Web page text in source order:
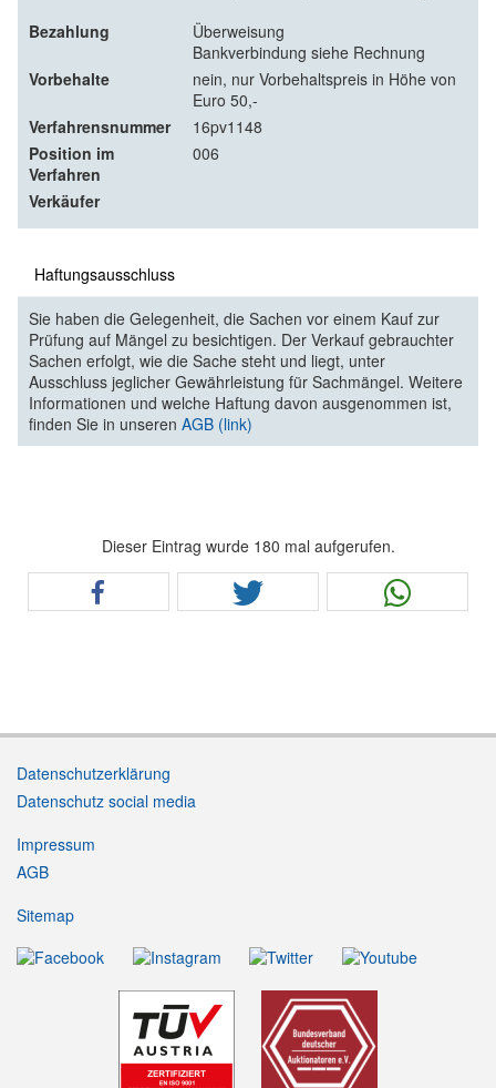
Bezahlung
Überweisung
Bankverbindung siehe Rechnung
Vorbehalte
nein, nur Vorbehaltspreis in Höhe von
Euro 50,-
Verfahrensnummer
16pv1148
Position im
Verfahren
006
Verkäufer
Haftungsausschluss
Sie haben die Gelegenheit, die Sachen vor einem Kauf zur
Prüfung auf Mängel zu besichtigen. Der Verkauf gebrauchter
Sachen erfolgt, wie die Sache steht und liegt, unter
Ausschluss jeglicher Gewährleistung für Sachmängel. Weitere
Informationen und welche Haftung davon ausgenommen ist,
finden Sie in unseren AGB (link)
Dieser Eintrag wurde 180 mal aufgerufen.
Datenschutzerklärung
Datenschutz social media
Impressum
AGB
Sitemap